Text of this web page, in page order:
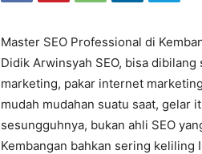
Master SEO Professional di
Didik Arwinsyah SEO, bisa
marketing, pakar internet
mudah mudahan suatu saat, gelar
sesungguhnya, bukan ahli SEO
Kembangan bahkan sering keliling